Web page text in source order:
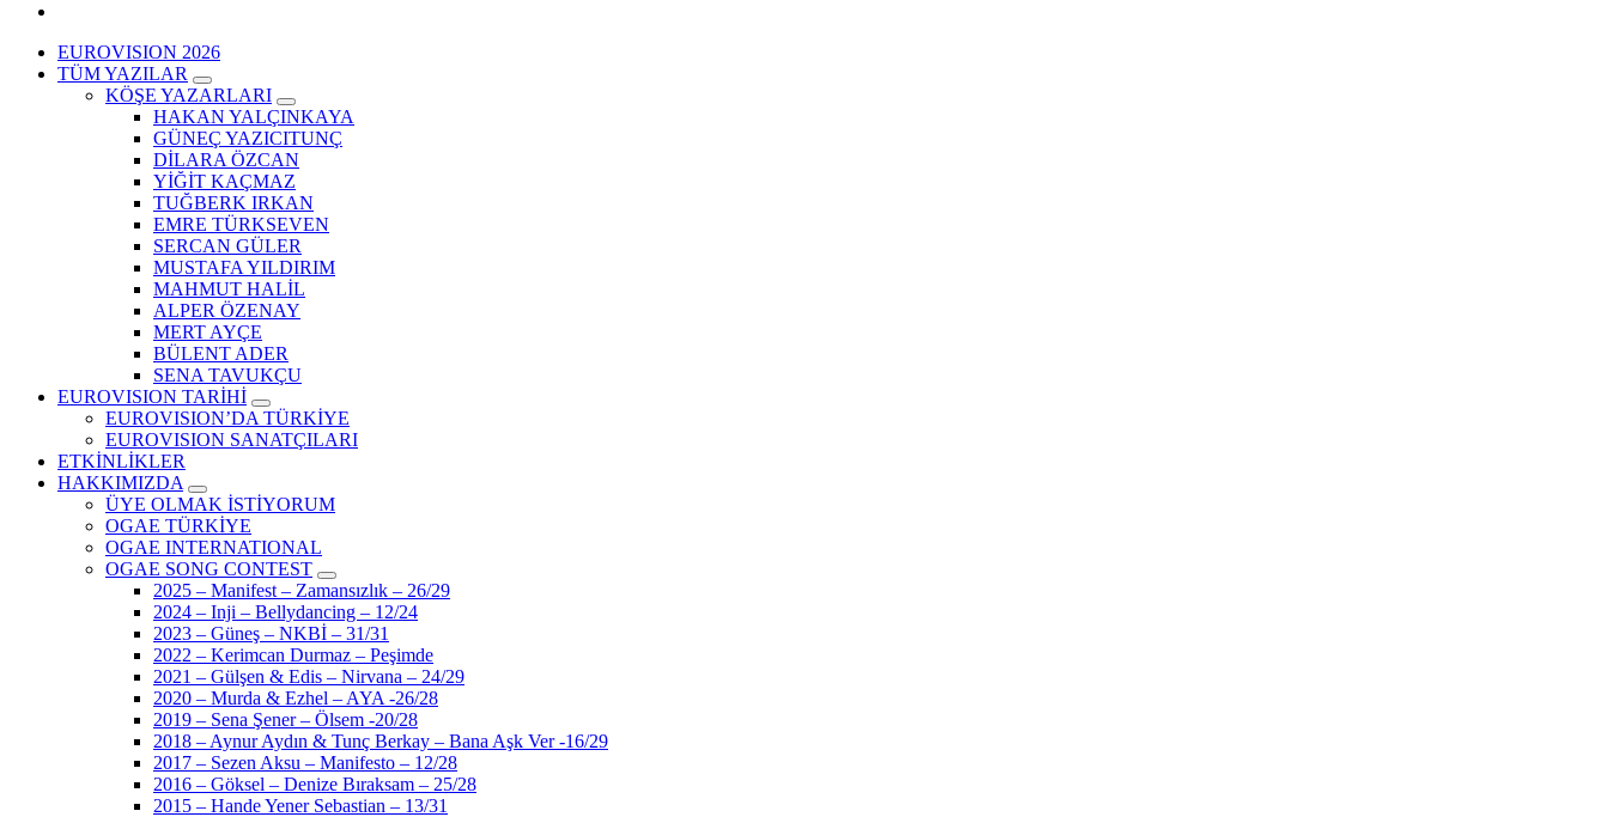
EUROVISION 2026
TÜM YAZILAR
KÖŞE YAZARLARI
HAKAN YALÇINKAYA
GÜNEÇ YAZICITUNÇ
DİLARA ÖZCAN
YİĞİT KAÇMAZ
TUĞBERK IRKAN
EMRE TÜRKSEVEN
SERCAN GÜLER
MUSTAFA YILDIRIM
MAHMUT HALİL
ALPER ÖZENAY
MERT AYÇE
BÜLENT ADER
SENA TAVUKÇU
EUROVISION TARİHİ
EUROVISION’DA TÜRKİYE
EUROVISION SANATÇILARI
ETKİNLİKLER
HAKKIMIZDA
ÜYE OLMAK İSTİYORUM
OGAE TÜRKİYE
OGAE INTERNATIONAL
OGAE SONG CONTEST
2025 – Manifest – Zamansızlık – 26/29
2024 – Inji – Bellydancing – 12/24
2023 – Güneş – NKBİ – 31/31
2022 – Kerimcan Durmaz – Peşimde
2021 – Gülşen & Edis – Nirvana – 24/29
2020 – Murda & Ezhel – AYA -26/28
2019 – Sena Şener – Ölsem -20/28
2018 – Aynur Aydın & Tunç Berkay – Bana Aşk Ver -16/29
2017 – Sezen Aksu – Manifesto – 12/28
2016 – Göksel – Denize Bıraksam – 25/28
2015 – Hande Yener Sebastian – 13/31